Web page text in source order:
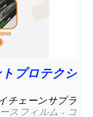
プロテクシ
チェーンサプラ
スフィルム - コ